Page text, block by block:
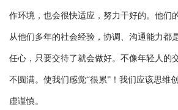
作环境，也会很快适应，努力干好的。他们
从他们多年的社会经验，协调、沟通能力都
任心，只要交待了就会做好。不像年轻人的
不圆满。使我们感觉“很累”！我们应该思维
虚谨慎。